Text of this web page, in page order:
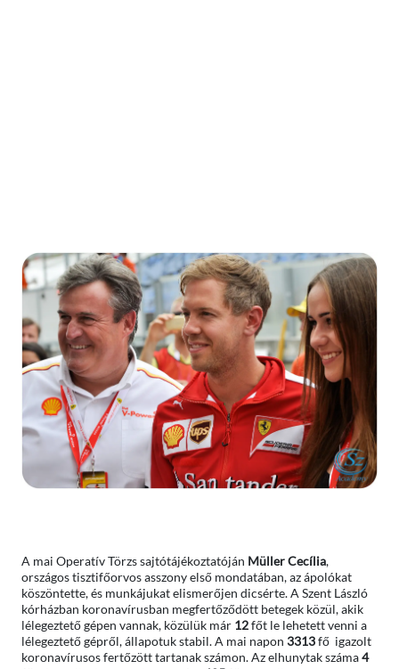
A mai Operatív Törzs sajtótájékoztatóján Müller Cecília,
országos tisztifőorvos asszony első mondatában, az ápolókat
köszöntette, és munkájukat elismerőjen dicsérte. A Szent László
kórházban koronavírusban megfertőződött betegek közül, akik
lélegeztető gépen vannak, közülük már12főt le lehetett venni a
lélegeztető gépről, állapotuk stabil. A mai napon 3313fő igazolt
koronavírusos fertőzött tartanak számon. Az elhunytak száma4